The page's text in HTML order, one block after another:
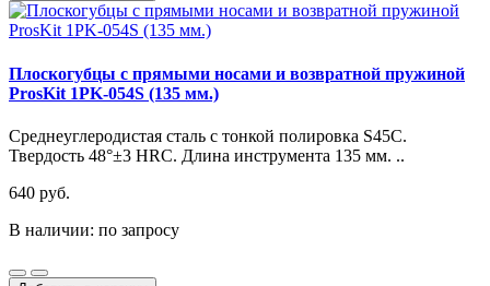
Плоскогубцы с прямыми носами и возвратной пружиной
ProsKit 1PK-054S (135 мм.)
Среднеуглеродистая сталь с тонкой полировка S45C.
Твердость 48°±3 HRC. Длина инструмента 135 мм. ..
640 руб.
В наличии: по запросу